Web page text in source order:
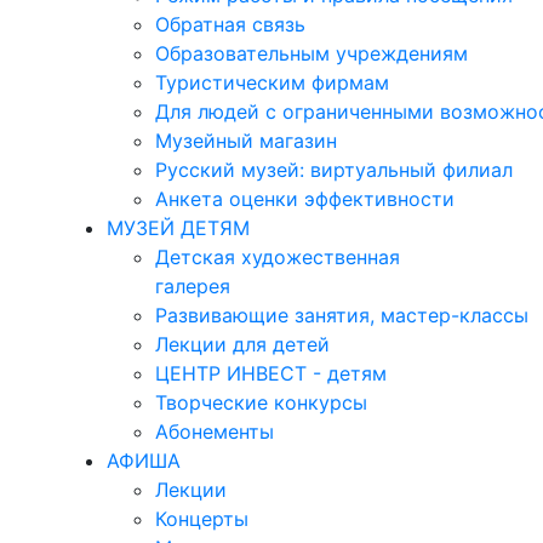
Обратная связь
Образовательным учреждениям
Туристическим фирмам
Для людей с ограниченными
Музейный магазин
Русский музей: виртуальный филиал
Анкета оценки эффективности
МУЗЕЙ ДЕТЯМ
Детская художественная
галерея
Развивающие занятия, мастер-классы
Лекции для детей
ЦЕНТР ИНВЕСТ - детям
Творческие конкурсы
Абонементы
АФИША
Лекции
Концерты